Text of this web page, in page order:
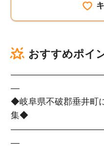
おすすめポイ
―
◆岐阜県不破郡垂井町
集◆
―